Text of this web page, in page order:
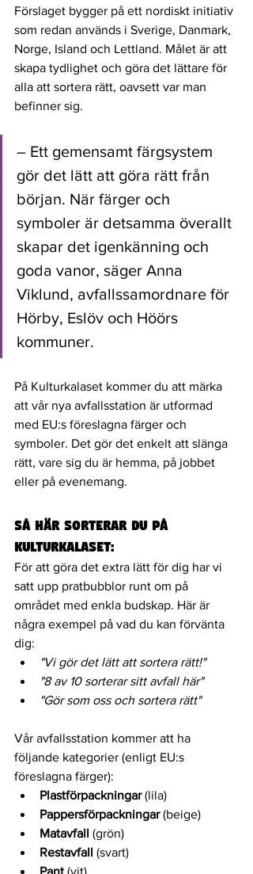
Förslaget bygger på ett nordiskt initiativ
som redan används i Sverige, Danmark,
Norge, Island och Lettland. Målet är att
skapa tydlighet och göra det lättare för
alla att sortera rätt, oavsett var man
befinner sig.
– Ett gemensamt färgsystem
gör det lätt att göra rätt från
början. När färger och
symboler är detsamma överallt
skapar det igenkänning och
goda vanor, säger Anna
Viklund, avfallssamordnare för
Hörby, Eslöv och Höörs
kommuner.
På Kulturkalaset kommer du att märka
att vår nya avfallsstation är utformad
med EU:s föreslagna färger och
symboler. Det gör det enkelt att slänga
rätt, vare sig du är hemma, på jobbet
eller på evenemang.
Så här sorterar du på
Kulturkalaset:
För att göra det extra lätt för dig har vi
satt upp pratbubblor runt om på
området med enkla budskap. Här är
några exempel på vad du kan förvänta
dig:
"Vi gör det lätt att sortera rätt!"
"8 av 10 sorterar sitt avfall här"
"Gör som oss och sortera rätt"
Vår avfallsstation kommer att ha
följande kategorier (enligt EU:s
föreslagna färger):
Plastförpackningar (lila)
Pappersförpackningar (beige)
Matavfall (grön)
Restavfall (svart)
Pant (vit)